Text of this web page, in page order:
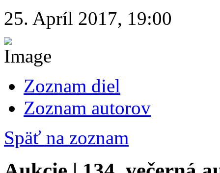
25. Apríl 2017, 19:00
Zoznam diel
Zoznam autorov
Späť na zoznam